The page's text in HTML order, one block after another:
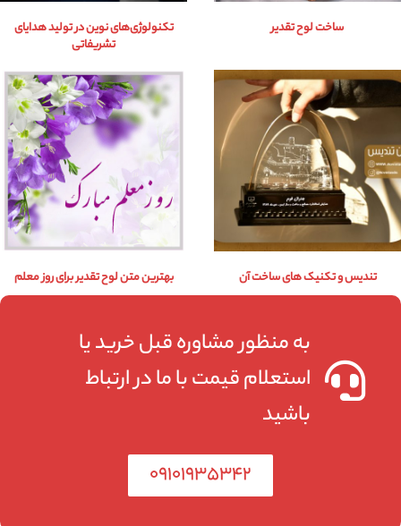
ساخت لوح تقدیر
تکنولوژی‌های نوین در تولید هدایای
تشریفاتی
تندیس و تکنیک های ساخت آن بهترین متن لوح تقدیر برای روز معلم
به منظور مشاوره قبل خرید یا
استعلام قیمت با ما در ارتباط
باشید
۰۹۱۰۱۹۳۵۳۴۲